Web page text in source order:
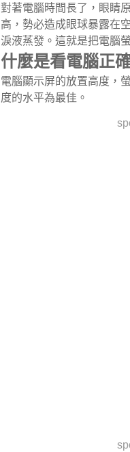
對著電腦時間長了，眼睛
高，勢必造成眼球暴露在
淚液蒸發。這就是把電腦
什麼是看電腦正
電腦顯示屏的放置高度，
度的水平為最佳。